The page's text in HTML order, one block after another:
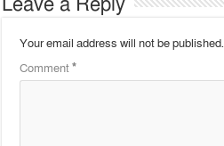
Your email address will not be published.
Comment*